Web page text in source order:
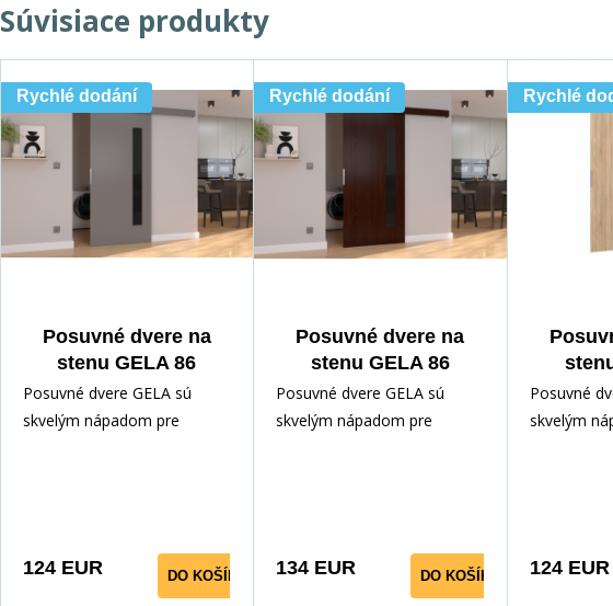
Súvisiace produkty
Rychlé dodání
Posuvné dvere na
stenu GELA 86
Sivá+Čierny Lacobel
Posuvné dvere GELA sú
skvelým nápadom pre
124 EUR DO KOŠÍKA
Rychlé dodání
Posuvné dvere na
stenu GELA 86
Wenge+Black
Lacobel
Posuvné dvere GELA sú
skvelým nápadom pre
134 EUR DO KOŠÍKA
Rychlé
Posuvné
skvelým
124 EUR